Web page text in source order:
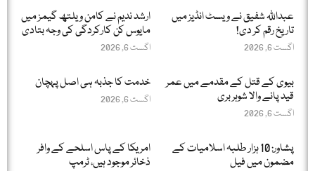
عبداللّٰہ شفیق نے ویسٹ انڈیز میں
تاریخ رقم کر دی!
اگست 6, 2026
ارشد ندیم نے کامن ویلتھ گیمز میں
مایوس کن کارکردگی کی وجہ بتادی
اگست 6, 2026
بیوی کے قتل کے مقدمے میں عمر
قید پانے والا شوہر بری
اگست 6, 2026
خدمت کا جذبہ ہی اصل پہچان
اگست 6, 2026
پشاور: 10 ہزار طلبہ اسلامیات کے
مضمون میں فیل
امریکا کے پاس اسلحے کے وافر
ذخائر موجود ہیں، ٹرمپ